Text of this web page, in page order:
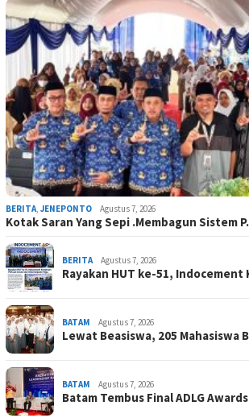
BERITA JENEPONTO Agustus 7, 2026
Kotak Saran Yang Sepi .Membagun Sistem
BERITA Agustus 7, 2026
Rayakan HUT ke-51,
BATAM Agustus 7, 2026
Lewat Beasiswa, 205 Mahasiswa
BATAM Agustus 7, 2026
Batam Tembus Final ADLG